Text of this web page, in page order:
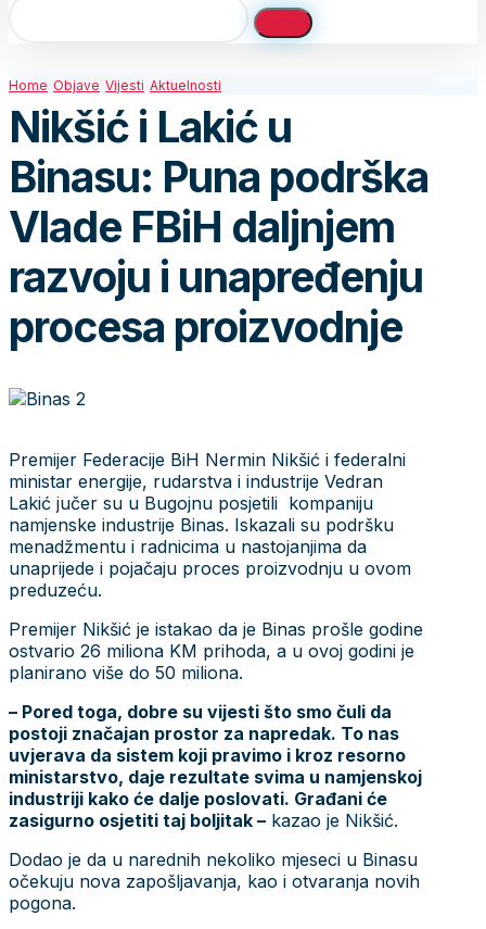
Home Objave Vijesti Aktuelnosti
Nikšić i Lakić u
Binasu: Puna podrška
Vlade FBiH daljnjem
razvoju i unapređenju
procesa proizvodnje
Premijer Federacije BiH Nermin Nikšić i federalni
ministar energije, rudarstva i industrije Vedran
Lakić jučer su u Bugojnu posjetili kompaniju
namjenske industrije Binas. Iskazali su podršku
menadžmentu i radnicima u nastojanjima da
unaprijede i pojačaju proces proizvodnju u ovom
preduzeću.
Premijer Nikšić je istakao da je Binas prošle godine
ostvario 26 miliona KM prihoda, a u ovoj godini je
planirano više do 50 miliona.
– Pored toga, dobre su vijesti što smo čuli da
postoji značajan prostor za napredak. To nas
uvjerava da sistem koji pravimo i kroz resorno
ministarstvo, daje rezultate svima u namjenskoj
industriji kako će dalje poslovati. Građani će
zasigurno osjetiti taj boljitak – kazao je Nikšić.
Dodao je da u narednih nekoliko mjeseci u Binasu
očekuju nova zapošljavanja, kao i otvaranja novih
pogona.